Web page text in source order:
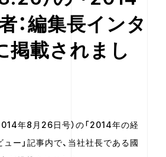
：編集長インタ
掲載されまし
年8月26日号）の「2014年の経
ュー」記事内で、当社社長である國